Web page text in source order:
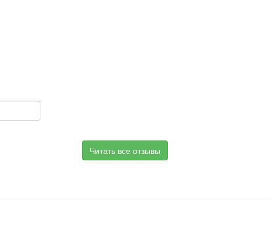
Читать все отзывы